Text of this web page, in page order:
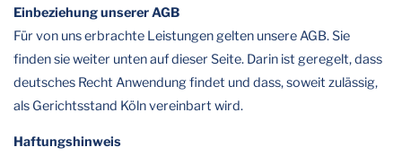
Einbeziehung unserer AGB
Für von uns erbrachte Leistungen gelten unsere AGB. Sie
finden sie weiter unten auf dieser Seite. Darin ist geregelt, dass
deutsches Recht Anwendung findet und dass, soweit zulässig,
als Gerichtsstand Köln vereinbart wird.
Haftungshinweis